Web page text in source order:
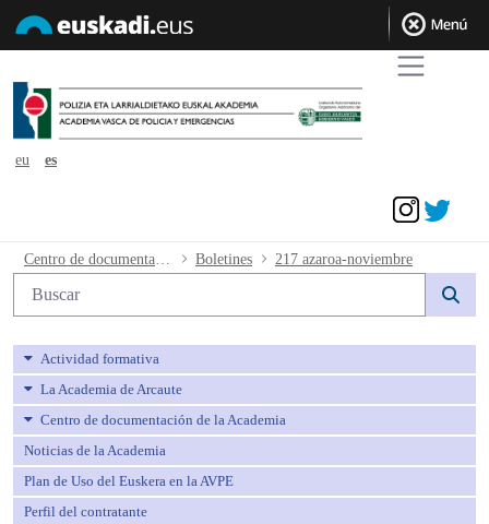
eu
es
217 azaroa-noviembre - avpe
Boletines 217 azaroa-noviembre
Búsqueda web
Actividad formativa
La Academia de Arcaute
Centro de documentación de la Academia
Noticias de la Academia
Plan de Uso del Euskera en la AVPE
Perfil del contratante